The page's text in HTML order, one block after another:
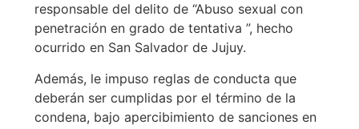
responsable del delito de “Abuso sexual con
penetración en grado de tentativa ”, hecho
ocurrido en San Salvador de Jujuy.
Además, le impuso reglas de conducta que
deberán ser cumplidas por el término de la
condena, bajo apercibimiento de sanciones en